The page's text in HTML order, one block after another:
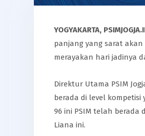
YOGYAKARTA,
panjang yang sarat
merayakan hari jadinya
Direktur Utama PSIM
berada di level kompetisi
96 ini PSIM telah berada
Liana ini.